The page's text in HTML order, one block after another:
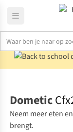
Dometic
Neem meer eten
brengt.